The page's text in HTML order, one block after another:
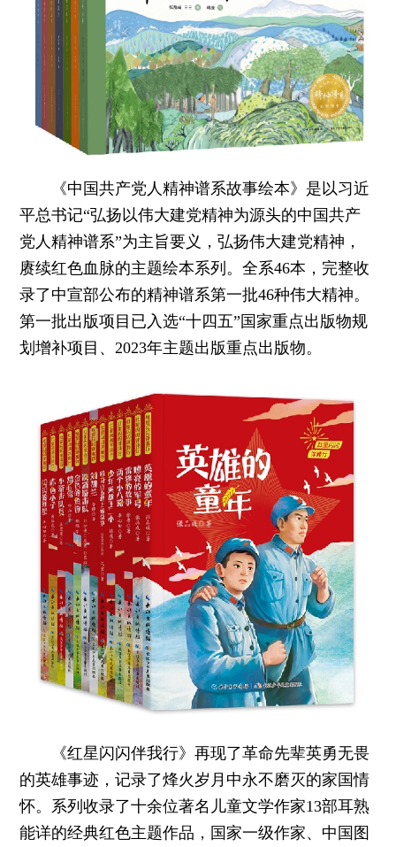
《中国共产党人精神谱系故事绘本》是以习近
平总书记“弘扬以伟大建党精神为源头的中国共产
党人精神谱系”为主旨要义，弘扬伟大建党精神，
赓续红色血脉的主题绘本系列。全系46本，完整收
录了中宣部公布的精神谱系第一批46种伟大精神。
第一批出版项目已入选“十四五”国家重点出版物规
划增补项目、2023年主题出版重点出版物。
《红星闪闪伴我行》再现了革命先辈英勇无畏
的英雄事迹，记录了烽火岁月中永不磨灭的家国情
怀。系列收录了十余位著名儿童文学作家13部耳熟
能详的经典红色主题作品，国家一级作家、中国图